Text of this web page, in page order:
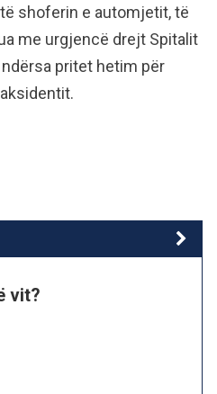
shoferin e automjetit, të
me urgjencë drejt Spitalit
pritet hetim për
vit?